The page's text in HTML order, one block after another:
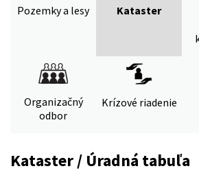
Pozemky a lesy Kataster
Organizačný
odbor
Krízové riadenie
Kataster / Úradná tabuľa